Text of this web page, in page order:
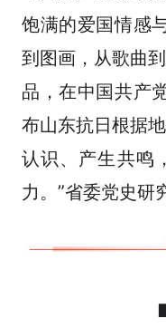
饱满的爱国情感
到图画，从歌曲
品，在中国共产
布山东抗日根据
认识、产生共鸣
力。”省委党史研